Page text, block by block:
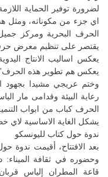
لضرورة توفير الحماية
اي جزء من مكوناته، ومثل
الحرف البحرية ومركز جميل
يقتصر على تنظيم معرض
يعكس اساليب الانتاج
يعكس هم تطوير هذه
وختم عريجي مشيدا بجهود
رعاية البيئة وقدامى مار
الحرف كباب من ابواب
يشكل الغاية الاساسية لاي
ندوة حول كتاب لليونسكو
بعد الافتتاح، أقيمت ندوة
وحضوره في ثقافة
قاعة المطران إلياس